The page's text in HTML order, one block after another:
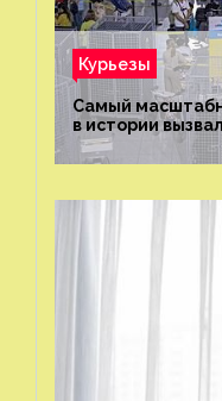
Курьезы
Самый
в истории
было?